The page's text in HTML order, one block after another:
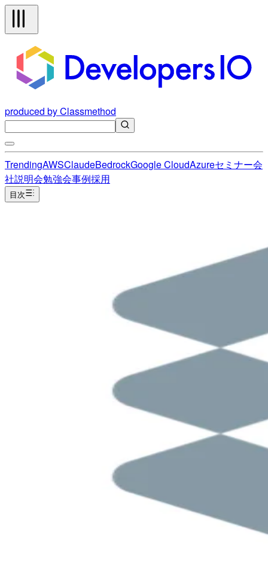
produced by Classmethod
TrendingAWSClaudeBedrockGoogle CloudAzureセミナー会
社説明会勉強会事例採用
目次